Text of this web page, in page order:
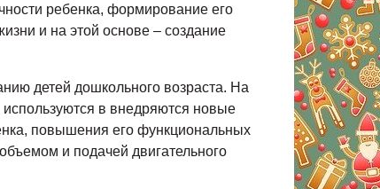
ребенка, формирование его
и на этой основе – создание
детей дошкольного возраста. На
в внедряются новые
повышения его функциональных
и подачей двигательного